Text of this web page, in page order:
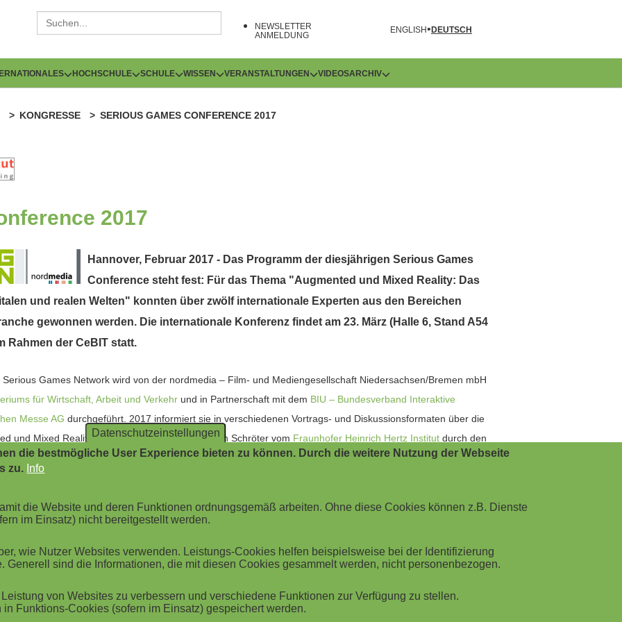
NEWSLETTER
ANMELDUNG
ENGLISH DEUTSCH
HOCHSCHULE SCHULE WISSEN VERANSTALTUNGEN VIDEOSARCHIV
KONGRESSE SERIOUS GAMES CONFERENCE 2017
2017
Hannover, Februar 2017 - Das Programm der diesjährigen Serious Games
Conference steht fest: Für das Thema "Augmented und Mixed Reality: Das
und realen Welten" konnten über zwölf internationale Experten aus den Bereichen
gewonnen werden. Die internationale Konferenz findet am 23. März (Halle 6, Stand A54
Rahmen der CeBIT statt.
Games Network wird von der nordmedia – Film- und Mediengesellschaft Niedersachsen/Bremen mbH
für Wirtschaft, Arbeit und Verkehr und in Partnerschaft mit dem BIU – Bundesverband Interaktive
Messe AG durchgeführt. 2017 informiert sie in verschiedenen Vortrags- und Diskussionsformaten über die
und Mixed Reality. Als Moderatorin wird Kathleen Schröter vom Fraunhofer Heinrich Hertz Institut durch den
Serious Games Network statt, bei dem Vertreter der Games-Branche und anderer Industrien in den
Dinnerspeech von Jens Angerer, ‎Projektmanager Mensch-Maschine-Interaktion imAudi Production Lab,
in die Themen der Serious Games Conference geben. Die Teilnahme am Serious Games Network
Interessierte die Möglichkeit, sich für die wenigen Restplätze anzumelden. Das Netzwerkdinner findet in der
Datenschutzeinstellungen
die bestmögliche User Experience bieten zu können. Durch die weitere Nutzung der Webseite
zu. Info
die Website und deren Funktionen ordnungsgemäß arbeiten. Ohne diese Cookies können z.B. Dienste
im Einsatz) nicht bereitgestellt werden.
wie Nutzer Websites verwenden. Leistungs-Cookies helfen beispielsweise bei der Identifizierung
Generell sind die Informationen, die mit diesen Cookies gesammelt werden, nicht personenbezogen.
von Websites zu verbessern und verschiedene Funktionen zur Verfügung zu stellen.
Funktions-Cookies (sofern im Einsatz) gespeichert werden.